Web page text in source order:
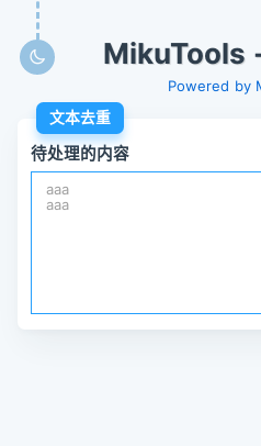
MikuTools
Powered by
文本去重
待处理的内容